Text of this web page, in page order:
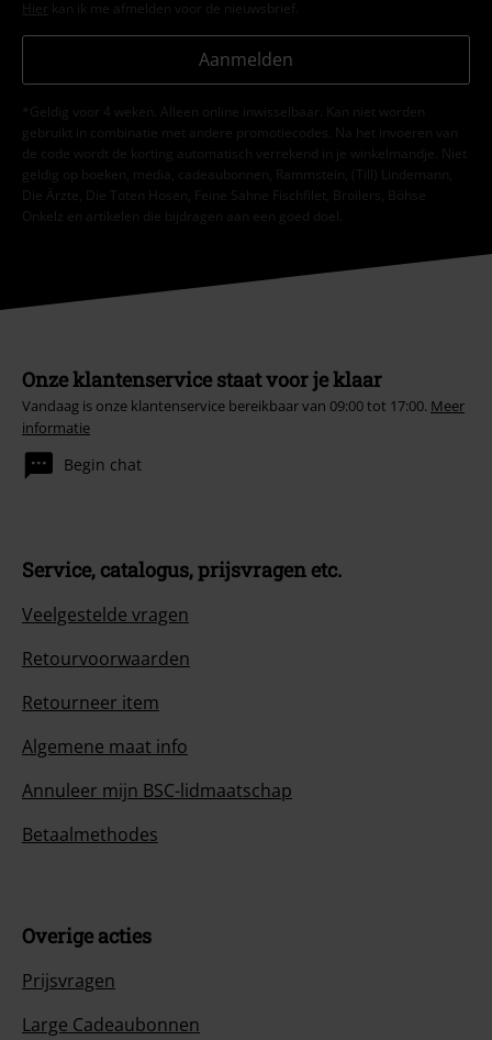
Hier kan ik me afmelden voor de nieuwsbrief.
Aanmelden
*Geldig voor 4 weken. Alleen online inwisselbaar. Kan niet worden
gebruikt in combinatie met andere promotiecodes. Na het invoeren van
de code wordt de korting automatisch verrekend in je winkelmandje. Niet
geldig op boeken, media, cadeaubonnen, Rammstein, (Till) Lindemann,
Die Ärzte, Die Toten Hosen, Feine Sahne Fischfilet, Broilers, Böhse
Onkelz en artikelen die bijdragen aan een goed doel.
Onze klantenservice staat voor je klaar
Vandaag is onze klantenservice bereikbaar van 09:00 tot 17:00. Meer
informatie
Begin chat
Service, catalogus, prijsvragen etc.
Veelgestelde vragen
Retourvoorwaarden
Retourneer item
Algemene maat info
Annuleer mijn BSC-lidmaatschap
Betaalmethodes
Overige acties
Prijsvragen
Large Cadeaubonnen